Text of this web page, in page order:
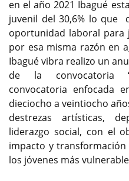
en el año 2021 Ibagué
juvenil del 30,6% lo que
oportunidad laboral para
por esa misma razón en
Ibagué vibra realizo un
de la convocatoria
convocatoria enfocada
dieciocho a veintiocho
destrezas artísticas,
liderazgo social, con el
impacto y
los jóvenes más